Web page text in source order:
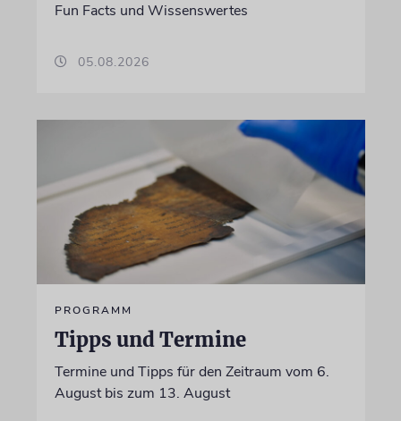
Fun Facts und Wissenswertes
05.08.2026
PROGRAMM
Tipps und Termine
Termine und Tipps für den Zeitraum vom 6.
August bis zum 13. August